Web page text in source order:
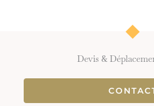
Devis &